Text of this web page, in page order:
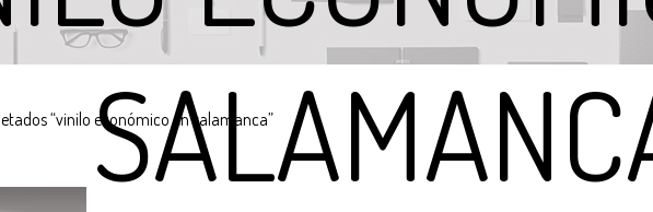
“vinilo económico en salamanca”